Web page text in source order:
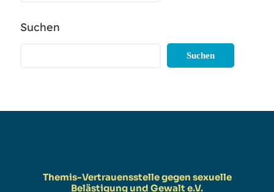
Suchen
Suchen
Themis-Vertrauensstelle gegen sexuelle
Belästigung und Gewalt e.V.